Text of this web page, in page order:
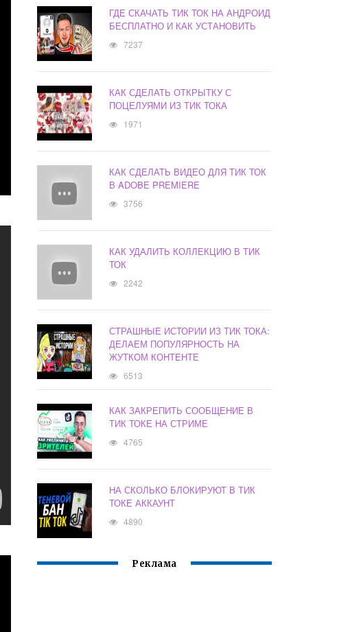
ГДЕ СКАЧАТЬ ТИК ТОК НА АНДРОИД
БЕСПЛАТНО И КАК УСТАНОВИТЬ
7237
КАК СДЕЛАТЬ ОТКРЫТКУ С
ПОЦЕЛУЯМИ ИЗ ТИК ТОКА
1971
КАК СДЕЛАТЬ ВИДЕО ДЛЯ ТИК ТОК
В ADOBE PREMIERE
3756
КАК УДАЛИТЬ КОЛЛЕКЦИЮ В ТИК
ТОК
2242
СТРАШНЫЕ ИСТОРИИ ИЗ ТИК ТОКА:
ДЕЛАЕМ ПОПУЛЯРНОСТЬ НА
ЖУТКОМ КОНТЕНТЕ
6513
КАК ЗАКРЕПИТЬ СООБЩЕНИЕ В
ТИК ТОКЕ НА СТРИМЕ
4765
НА СКОЛЬКО БЛОКИРУЮТ В ТИК
ТОКЕ АККАУНТ
4890
Реклама